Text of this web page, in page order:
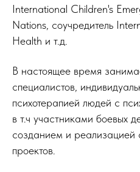
International Children's
Nations, соучредитель
Health и т.д.
В настоящее время
специалистов,
психотерапией людей с
в т.ч участниками боевых
созданием и реализацией
проектов.